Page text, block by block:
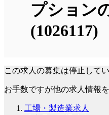
プション
(1026117)
この求人の募集は停止してい
お手数ですが他の求人情報
工場・製造業求人